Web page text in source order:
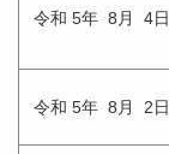
令和 5年 8月 4日
令和 5年 8月 2日